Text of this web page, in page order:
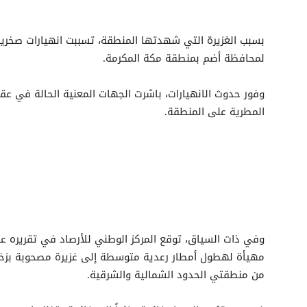
بسبب الغزيرة التي شهدتها المنطقة، تسببت انهيارات
لمحافظة أضم بمنطقة مكة المكرمة.
وفور حدوث الانهيارات، باشرت الجهات المعنية الحالة في
المطرية على المنطقة.
وفي ذات السياق، توقع المركز الوطني للأرصاد في تقريره
مهيأة لهطول أمطار رعدية متوسطة إلى غزيرة مصحوبة
من منطقتي الحدود الشمالية والشرقية.